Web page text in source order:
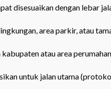
disesuaikan dengan lebar
area parkir, atau
atau area
untuk jalan utama